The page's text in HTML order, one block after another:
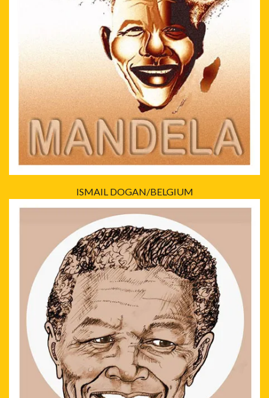
ISMAIL DOGAN/BELGIUM